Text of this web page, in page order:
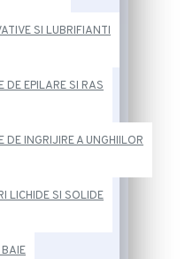
SI LUBRIFIANTI
DE EPILARE SI RAS
DE INGRIJIRE A UNGHIILOR
LICHIDE SI SOLIDE